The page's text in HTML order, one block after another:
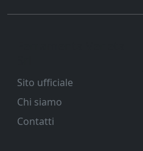
Sito ufficiale
Chi siamo
Contatti